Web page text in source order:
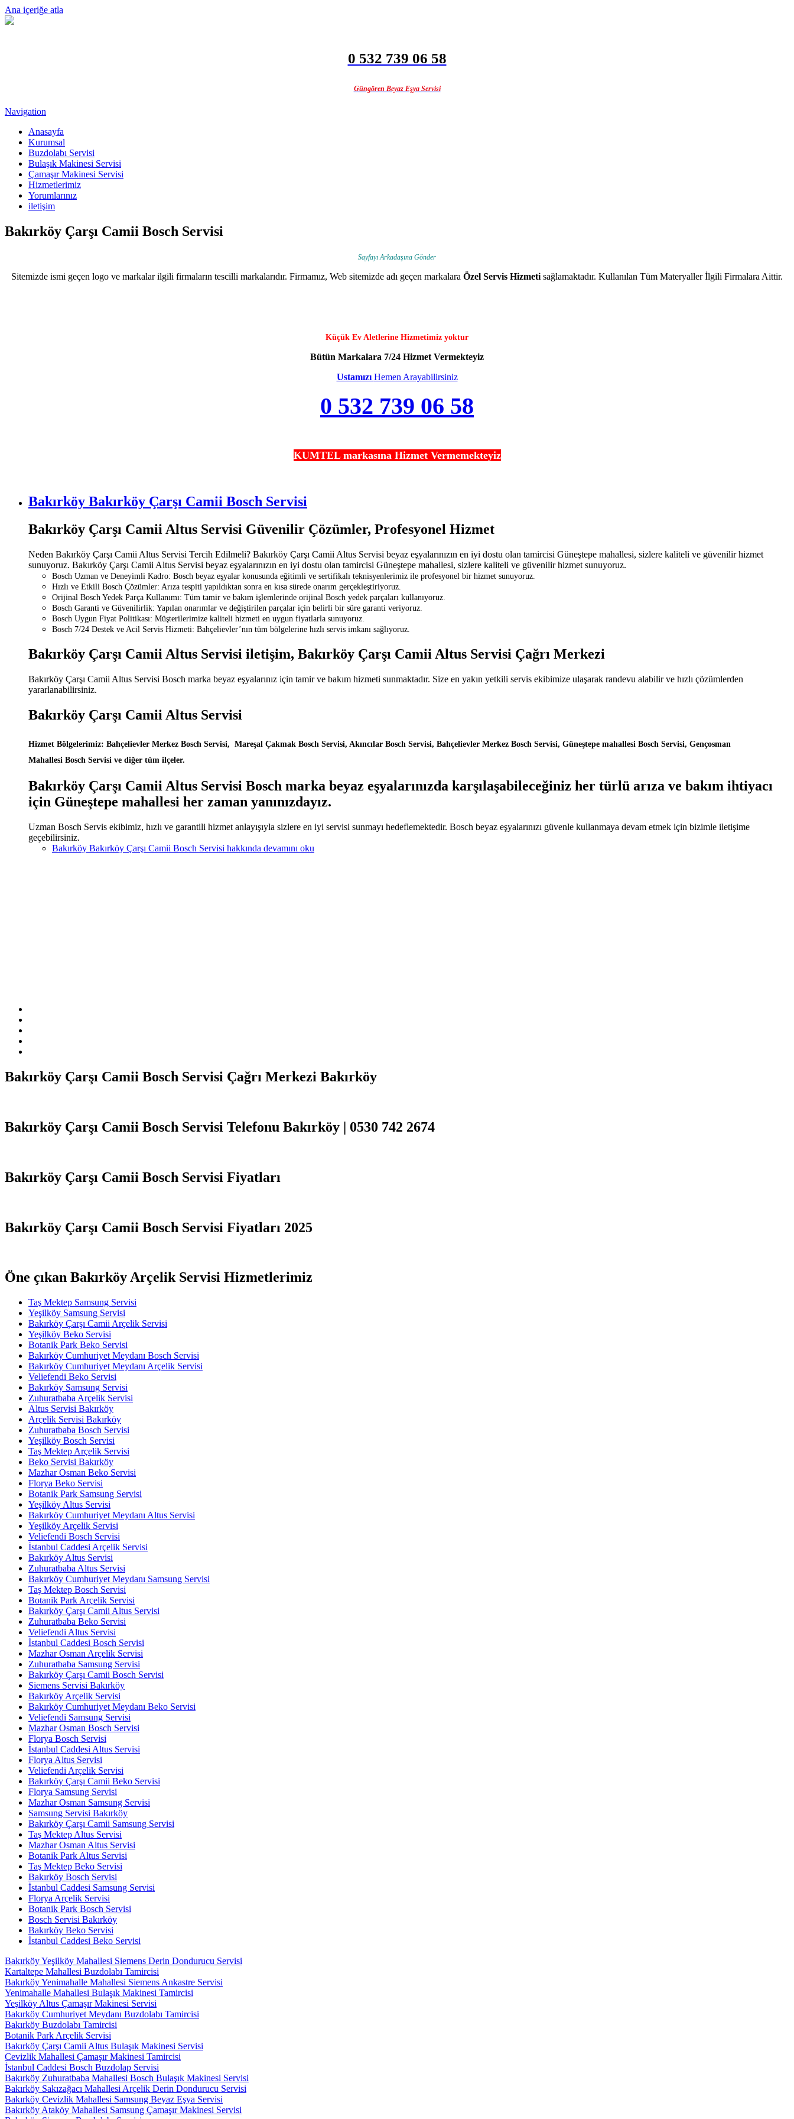
Ana içeriğe atla
0 532 739 06 58
Güngören Beyaz Eşya Servisi
Navigation
Anasayfa
Kurumsal
Buzdolabı Servisi
Bulaşık Makinesi Servisi
Çamaşır Makinesi Servisi
Hizmetlerimiz
Yorumlarınız
iletişim
Bakırköy Çarşı Camii Bosch Servisi
Sayfayı Arkadaşına Gönder
Sitemizde ismi geçen logo ve markalar ilgili firmaların tescilli markalarıdır. Firmamız, Web sitemizde adı geçen markalara Özel Servis Hizmeti sağlamaktadır. Kullanılan Tüm Materyaller İlgili Firmalara Aittir.
Küçük Ev Aletlerine Hizmetimiz yoktur
Bütün Markalara 7/24 Hizmet Vermekteyiz
Ustamızı Hemen Arayabilirsiniz
0 532 739 06 58
KUMTEL markasına Hizmet Vermemekteyiz
Bakırköy Bakırköy Çarşı Camii Bosch Servisi
Bakırköy Çarşı Camii Altus Servisi Güvenilir Çözümler, Profesyonel Hizmet
Neden Bakırköy Çarşı Camii Altus Servisi Tercih Edilmeli? Bakırköy Çarşı Camii Altus Servisi beyaz eşyalarınızın en iyi dostu olan tamircisi Güneştepe mahallesi, sizlere kaliteli ve güvenilir hizmet
sunuyoruz. Bakırköy Çarşı Camii Altus Servisi beyaz eşyalarınızın en iyi dostu olan tamircisi Güneştepe mahallesi, sizlere kaliteli ve güvenilir hizmet sunuyoruz.
Bosch Uzman ve Deneyimli Kadro: Bosch beyaz eşyalar konusunda eğitimli ve sertifikalı teknisyenlerimiz ile profesyonel bir hizmet sunuyoruz.
Hızlı ve Etkili Bosch Çözümler: Arıza tespiti yapıldıktan sonra en kısa sürede onarım gerçekleştiriyoruz.
Orijinal Bosch Yedek Parça Kullanımı: Tüm tamir ve bakım işlemlerinde orijinal Bosch yedek parçaları kullanıyoruz.
Bosch Garanti ve Güvenilirlik: Yapılan onarımlar ve değiştirilen parçalar için belirli bir süre garanti veriyoruz.
Bosch Uygun Fiyat Politikası: Müşterilerimize kaliteli hizmeti en uygun fiyatlarla sunuyoruz.
Bosch 7/24 Destek ve Acil Servis Hizmeti: Bahçelievler’nın tüm bölgelerine hızlı servis imkanı sağlıyoruz.
Bakırköy Çarşı Camii Altus Servisi iletişim, Bakırköy Çarşı Camii Altus Servisi Çağrı Merkezi
Bakırköy Çarşı Camii Altus Servisi Bosch marka beyaz eşyalarınız için tamir ve bakım hizmeti sunmaktadır. Size en yakın yetkili servis ekibimize ulaşarak randevu alabilir ve hızlı çözümlerden
yararlanabilirsiniz.
Bakırköy Çarşı Camii Altus Servisi
Hizmet Bölgelerimiz: Bahçelievler Merkez Bosch Servisi, Mareşal Çakmak Bosch Servisi, Akıncılar Bosch Servisi, Bahçelievler Merkez Bosch Servisi, Güneştepe mahallesi Bosch Servisi, Gençosman
Mahallesi Bosch Servisi ve diğer tüm ilçeler.
Bakırköy Çarşı Camii Altus Servisi Bosch marka beyaz eşyalarınızda karşılaşabileceğiniz her türlü arıza ve bakım ihtiyacı
için Güneştepe mahallesi her zaman yanınızdayız.
Uzman Bosch Servis ekibimiz, hızlı ve garantili hizmet anlayışıyla sizlere en iyi servisi sunmayı hedeflemektedir. Bosch beyaz eşyalarınızı güvenle kullanmaya devam etmek için bizimle iletişime
geçebilirsiniz.
Bakırköy Bakırköy Çarşı Camii Bosch Servisi hakkında devamını oku
Bakırköy Çarşı Camii Bosch Servisi Çağrı Merkezi Bakırköy
Bakırköy Çarşı Camii Bosch Servisi Telefonu Bakırköy | 0530 742 2674
Bakırköy Çarşı Camii Bosch Servisi Fiyatları
Bakırköy Çarşı Camii Bosch Servisi Fiyatları 2025
Öne çıkan Bakırköy Arçelik Servisi Hizmetlerimiz
Taş Mektep Samsung Servisi
Yeşilköy Samsung Servisi
Bakırköy Çarşı Camii Arçelik Servisi
Yeşilköy Beko Servisi
Botanik Park Beko Servisi
Bakırköy Cumhuriyet Meydanı Bosch Servisi
Bakırköy Cumhuriyet Meydanı Arçelik Servisi
Veliefendi Beko Servisi
Bakırköy Samsung Servisi
Zuhuratbaba Arçelik Servisi
Altus Servisi Bakırköy
Arçelik Servisi Bakırköy
Zuhuratbaba Bosch Servisi
Yeşilköy Bosch Servisi
Taş Mektep Arçelik Servisi
Beko Servisi Bakırköy
Mazhar Osman Beko Servisi
Florya Beko Servisi
Botanik Park Samsung Servisi
Yeşilköy Altus Servisi
Bakırköy Cumhuriyet Meydanı Altus Servisi
Yeşilköy Arçelik Servisi
Veliefendi Bosch Servisi
İstanbul Caddesi Arçelik Servisi
Bakırköy Altus Servisi
Zuhuratbaba Altus Servisi
Bakırköy Cumhuriyet Meydanı Samsung Servisi
Taş Mektep Bosch Servisi
Botanik Park Arçelik Servisi
Bakırköy Çarşı Camii Altus Servisi
Zuhuratbaba Beko Servisi
Veliefendi Altus Servisi
İstanbul Caddesi Bosch Servisi
Mazhar Osman Arçelik Servisi
Zuhuratbaba Samsung Servisi
Bakırköy Çarşı Camii Bosch Servisi
Siemens Servisi Bakırköy
Bakırköy Arçelik Servisi
Bakırköy Cumhuriyet Meydanı Beko Servisi
Veliefendi Samsung Servisi
Mazhar Osman Bosch Servisi
Florya Bosch Servisi
İstanbul Caddesi Altus Servisi
Florya Altus Servisi
Veliefendi Arçelik Servisi
Bakırköy Çarşı Camii Beko Servisi
Florya Samsung Servisi
Mazhar Osman Samsung Servisi
Samsung Servisi Bakırköy
Bakırköy Çarşı Camii Samsung Servisi
Taş Mektep Altus Servisi
Mazhar Osman Altus Servisi
Botanik Park Altus Servisi
Taş Mektep Beko Servisi
Bakırköy Bosch Servisi
İstanbul Caddesi Samsung Servisi
Florya Arçelik Servisi
Botanik Park Bosch Servisi
Bosch Servisi Bakırköy
Bakırköy Beko Servisi
İstanbul Caddesi Beko Servisi
Bakırköy Yeşilköy Mahallesi Siemens Derin Dondurucu Servisi
Kartaltepe Mahallesi Buzdolabı Tamircisi
Bakırköy Yenimahalle Mahallesi Siemens Ankastre Servisi
Yenimahalle Mahallesi Bulaşık Makinesi Tamircisi
Yeşilköy Altus Çamaşır Makinesi Servisi
Bakırköy Cumhuriyet Meydanı Buzdolabı Tamircisi
Bakırköy Buzdolabı Tamircisi
Botanik Park Arçelik Servisi
Bakırköy Çarşı Camii Altus Bulaşık Makinesi Servisi
Cevizlik Mahallesi Çamaşır Makinesi Tamircisi
İstanbul Caddesi Bosch Buzdolap Servisi
Bakırköy Zuhuratbaba Mahallesi Bosch Bulaşık Makinesi Servisi
Bakırköy Sakızağacı Mahallesi Arçelik Derin Dondurucu Servisi
Bakırköy Cevizlik Mahallesi Samsung Beyaz Eşya Servisi
Bakırköy Ataköy Mahallesi Samsung Çamaşır Makinesi Servisi